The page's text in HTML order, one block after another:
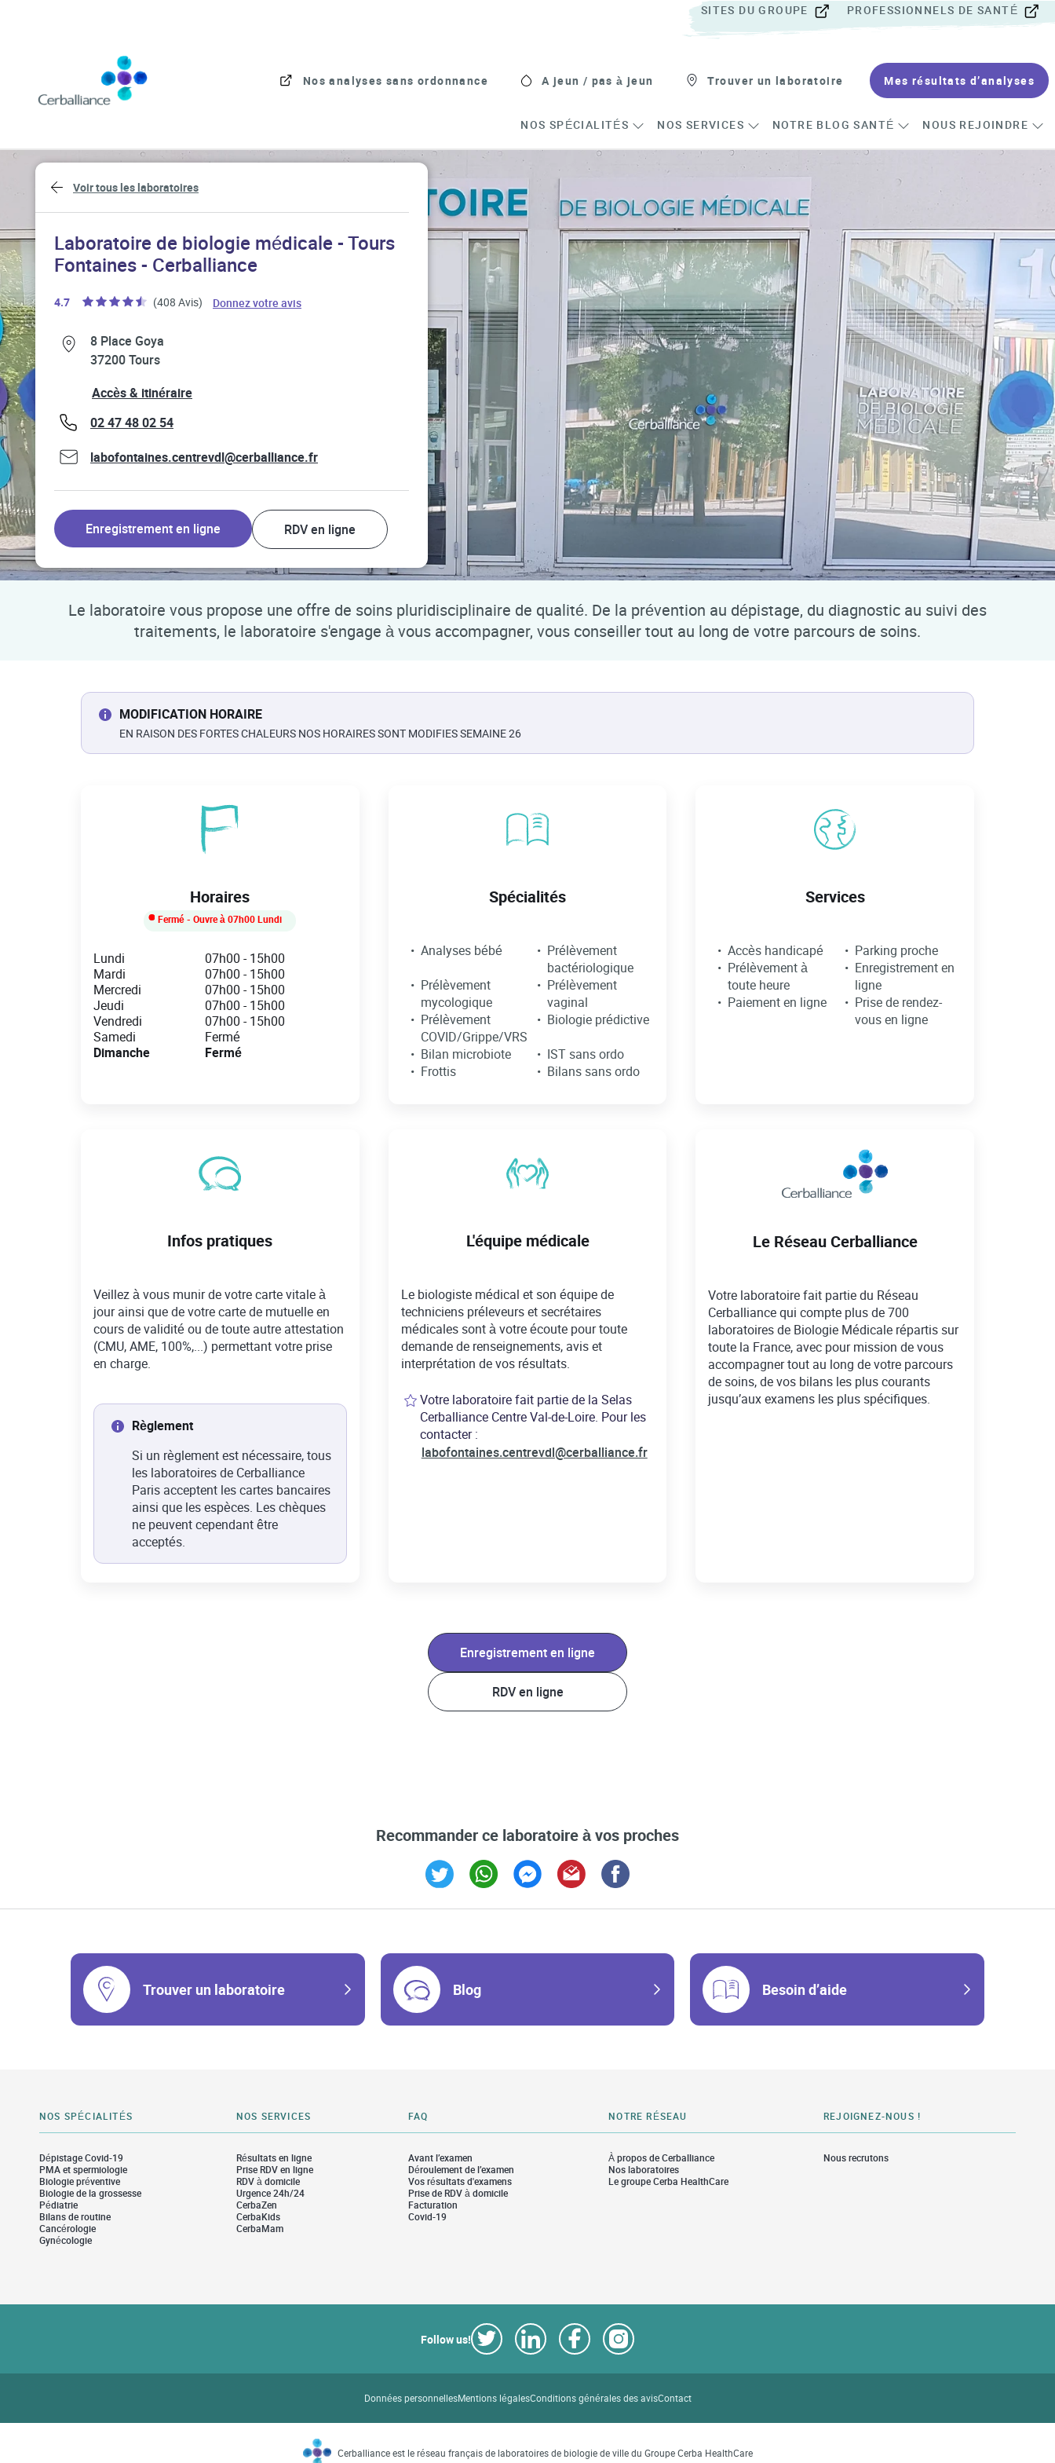
SITES DU GROUPE PROFESSIONNELS DE SANTÉ
Link to main website
Nos analyses sans ordonnance A jeun / pas à jeun Trouver un laboratoire Mes résultats d’analyses
NOS SPÉCIALITÉS NOS SERVICES NOTRE BLOG SANTÉ NOUS REJOINDRE
Return to Nav
Voir tous les laboratoires
Laboratoire de biologie médicale - Tours
Fontaines - Cerballiance
4.7 (408 Avis)
Link Opens in New Tab Donnez votre avisLink Opens in New Tab
8 Place Goya
37200Tours
Link Opens in New Tab
Accès & itinéraireLink Opens in New Tab
phone
02 47 48 02 54
labofontaines.centrevdl@cerballiance.fr
Enregistrement en ligne RDV en ligne
Le laboratoire vous propose une offre de soins pluridisciplinaire de qualité. De la prévention au dépistage, du diagnostic au suivi des
traitements, le laboratoire s'engage à vous accompagner, vous conseiller tout au long de votre parcours de soins.
MODIFICATION HORAIRE
EN RAISON DES FORTES CHALEURS NOS HORAIRES SONT MODIFIES SEMAINE 26
Horaires
Fermé- Ouvre à 07h00 Lundi
Day of the Week Hours
Lundi 07h00 -15h00
Mardi
07h00 -15h00
Mercredi
07h00 -15h00
Jeudi
07h00 -15h00
Vendredi
07h00 -15h00
Samedi
Fermé
Dimanche
Fermé
Spécialités
Analyses bébé
Prélèvement
bactériologique
Prélèvement
mycologique
Prélèvement
vaginal
Prélèvement
COVID/Grippe/VRS
Biologie prédictive
Bilan microbiote
IST sans ordo
Frottis
Bilans sans ordo
Services
Accès handicapé
Parking proche
Prélèvement à
toute heure
Enregistrement en
ligne
Paiement en ligne
Prise de rendez-
vous en ligne
Infos pratiques
Veillez à vous munir de votre carte vitale à
jour ainsi que de votre carte de mutuelle en
cours de validité ou de toute autre attestation
(CMU, AME, 100%,...) permettant votre prise
en charge.
Règlement
Si un règlement est nécessaire, tous
les laboratoires de Cerballiance
Paris acceptent les cartes bancaires
ainsi que les espèces. Les chèques
ne peuvent cependant être
acceptés.
L'équipe médicale
Le biologiste médical et son équipe de
techniciens préleveurs et secrétaires
médicales sont à votre écoute pour toute
demande de renseignements, avis et
interprétation de vos résultats.
Votre laboratoire fait partie de la Selas
Cerballiance Centre Val-de-Loire. Pour les
contacter :
labofontaines.centrevdl@cerballiance.fr
Le Réseau Cerballiance
Votre laboratoire fait partie du Réseau
Cerballiance qui compte plus de 700
laboratoires de Biologie Médicale répartis sur
toute la France, avec pour mission de vous
accompagner tout au long de votre parcours
de soins, de vos bilans les plus courants
jusqu’aux examens les plus spécifiques.
Enregistrement en ligne
RDV en ligne
Recommander ce laboratoire à vos proches
Trouver un laboratoire Blog Besoin d’aide
NOS SPÉCIALITÉS
Dépistage Covid-19
PMA et spermiologie
Biologie préventive
Biologie de la grossesse
Pédiatrie
Bilans de routine
Cancérologie
Gynécologie
NOS SERVICES
Résultats en ligne
Prise RDV en ligne
RDV à domicile
Urgence 24h/24
CerbaZen
CerbaKids
CerbaMam
FAQ
Avant l’examen
Déroulement de l’examen
Vos résultats d'examens
Prise de RDV à domicile
Facturation
Covid-19
NOTRE RÉSEAU
À propos de Cerballiance
Nos laboratoires
Le groupe Cerba HealthCare
REJOIGNEZ-NOUS !
Nous recrutons
Follow us!
Données personnellesMentions légalesConditions générales des avisContact
Cerballiance est le réseau français de laboratoires de biologie de ville du Groupe Cerba HealthCare